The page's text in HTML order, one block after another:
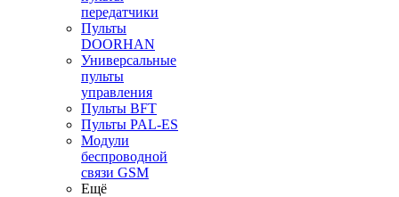
передатчики
Пульты
DOORHAN
Универсальные
пульты
управления
Пульты BFT
Пульты PAL-ES
Модули
беспроводной
связи GSM
Ещё